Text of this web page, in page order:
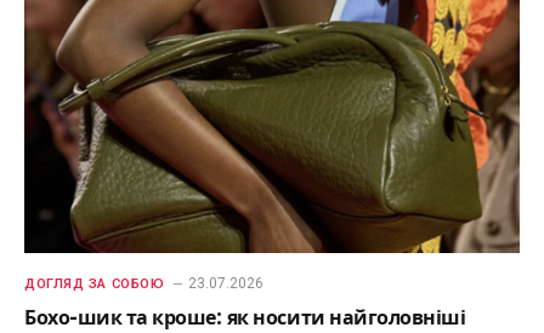
ДОГЛЯД ЗА СОБОЮ 23.07.2026
Бохо-шик та кроше: як носити найголовніші